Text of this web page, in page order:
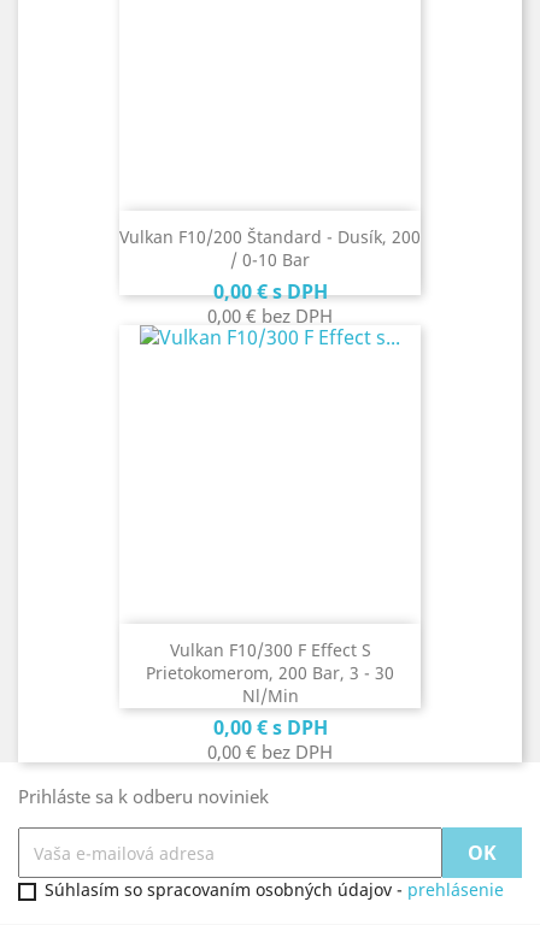
Vulkan F10/200 Štandard - Dusík, 200
/ 0-10 Bar
Cena
0,00 €s DPH
0,00 € bez DPH
Vulkan F10/300 F Effect S
Prietokomerom, 200 Bar, 3 - 30
Nl/min
Cena
0,00 €s DPH
0,00 € bez DPH
Prihláste sa k odberu noviniek
Súhlasím so spracovaním osobných údajov - prehlásenie